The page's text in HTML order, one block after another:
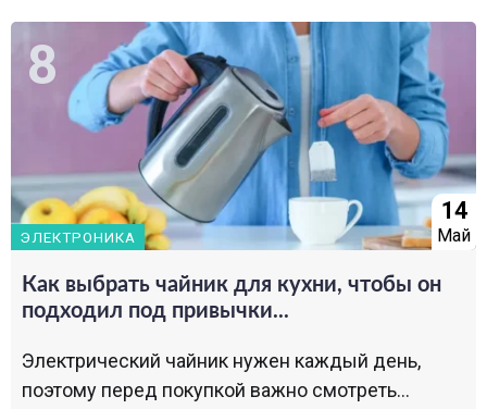
ЭЛЕКТРОНИКА
14
Май
Как выбрать чайник для кухни, чтобы он
подходил под привычки...
Электрический чайник нужен каждый день,
поэтому перед покупкой важно смотреть...